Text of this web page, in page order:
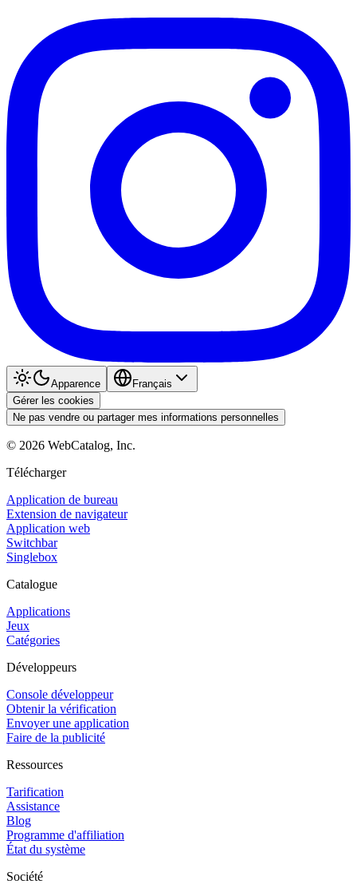
Apparence
Français
Gérer les cookies
Ne pas vendre ou partager mes informations personnelles
© 2026 WebCatalog, Inc.
Télécharger
Application de bureau
Extension de navigateur
Application web
Switchbar
Singlebox
Catalogue
Applications
Jeux
Catégories
Développeurs
Console développeur
Obtenir la vérification
Envoyer une application
Faire de la publicité
Ressources
Tarification
Assistance
Blog
Programme d'affiliation
État du système
Société